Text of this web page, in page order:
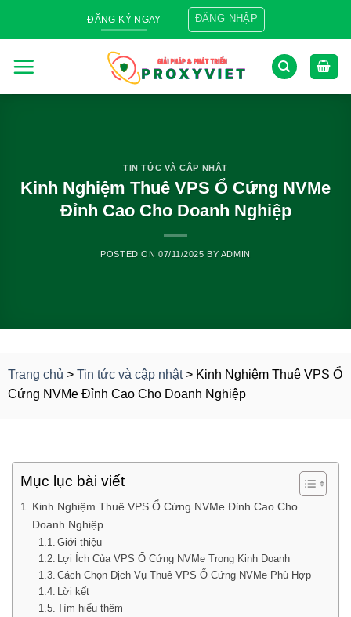
ĐĂNG KÝ NGAY ĐĂNG NHẬP
TIN TỨC VÀ CẬP NHẬT
Kinh Nghiệm Thuê VPS Ổ Cứng NVMe
Đỉnh Cao Cho Doanh Nghiệp
POSTED ON 07/11/2025 BY ADMIN
Trang chủ > Tin tức và cập nhật> Kinh Nghiệm Thuê VPS Ổ
Cứng NVMe Đỉnh Cao Cho Doanh Nghiệp
Mục lục bài viết
Kinh Nghiệm Thuê VPS Ổ Cứng NVMe Đỉnh Cao Cho
Doanh Nghiệp
Giới thiệu
Lợi Ích Của VPS Ổ Cứng NVMe Trong Kinh Doanh
Cách Chọn Dịch Vụ Thuê VPS Ổ Cứng NVMe Phù Hợp
Lời kết
Tìm hiểu thêm